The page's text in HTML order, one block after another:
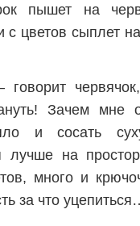
пышет на
с цветов сыплет
Зачем мне
и сосать
лучше на
много и
за что